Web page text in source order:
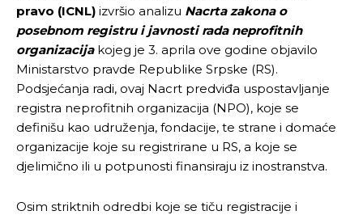
pravo (ICNL) izvršio analizu Nacrta zakona o
posebnom registru i javnosti rada neprofitnih
organizacijakojeg je 3. aprila ove godine objavilo
Ministarstvo pravde Republike Srpske (RS).
Podsjećanja radi, ovaj Nacrt predviđa uspostavljanje
registra neprofitnih organizacija (NPO), koje se
definišu kao udruženja, fondacije, te strane i domaće
organizacije koje su registrirane u RS, a koje se
djelimično ili u potpunosti finansiraju iz inostranstva.
Osim striktnih odredbi koje se tiču registracije i